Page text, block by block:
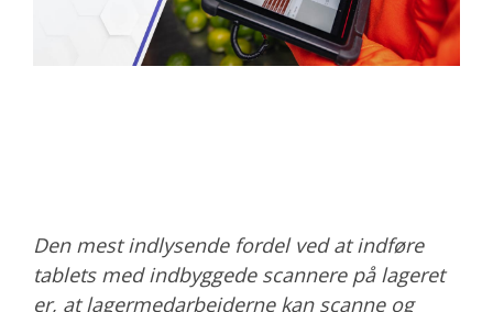
Den mest indlysende fordel ved at indføre
tablets med indbyggede scannere på lageret
er, at lagermedarbejderne kan scanne og